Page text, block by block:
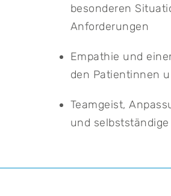
besonderen
Anforderungen
Empathie und
den Patientinnen
Teamgeist,
und